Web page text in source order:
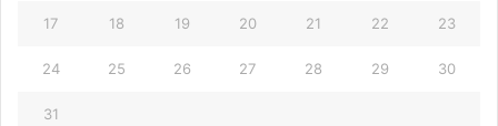
17 18 19 20 21 22 23
24 25 26 27 28 29 30
31